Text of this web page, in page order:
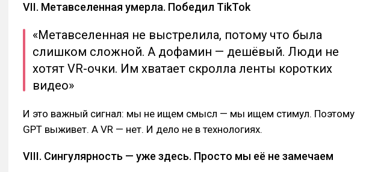
VII. Метавселенная умерла. Победил TikTok
«Метавселенная не выстрелила, потому что была
слишком сложной. А дофамин — дешёвый. Люди не
хотят VR-очки. Им хватает скролла ленты коротких
видео»
И это важный сигнал: мы не ищем смысл — мы ищем стимул. Поэтому
GPT выживет. А VR — нет. И дело не в технологиях.
VIII. Сингулярность — уже здесь. Просто мы её не замечаем